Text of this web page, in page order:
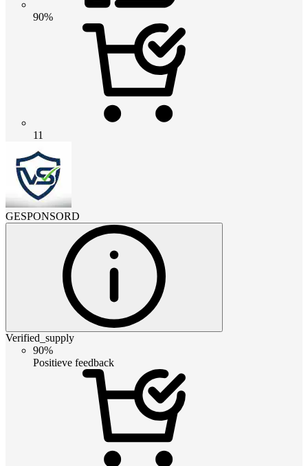
90%
11
GESPONSORD
Verified_supply
90%
Positieve feedback